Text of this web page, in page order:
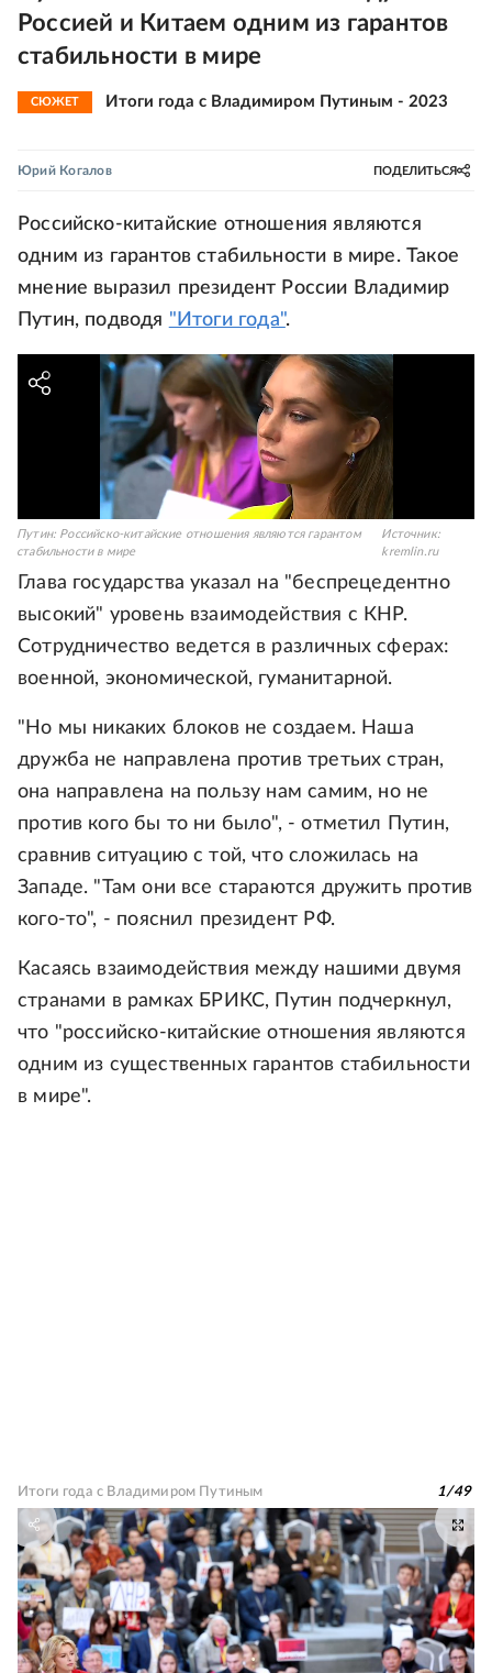
Россией и Китаем одним из гарантов
стабильности в мире
СЮЖЕТ Итоги года с Владимиром Путиным - 2023
Юрий Когалов ПОДЕЛИТЬСЯ
Российско-китайские отношения являются
одним из гарантов стабильности в мире. Такое
мнение выразил президент России Владимир
Путин, подводя "Итоги года".
Путин: Российско-китайские отношения являются гарантом
стабильности в мире
Источник:
kremlin.ru
Глава государства указал на "беспрецедентно
высокий" уровень взаимодействия с КНР.
Сотрудничество ведется в различных сферах:
военной, экономической, гуманитарной.
"Но мы никаких блоков не создаем. Наша
дружба не направлена против третьих стран,
она направлена на пользу нам самим, но не
против кого бы то ни было", - отметил Путин,
сравнив ситуацию с той, что сложилась на
Западе. "Там они все стараются дружить против
кого-то", - пояснил президент РФ.
Касаясь взаимодействия между нашими двумя
странами в рамках БРИКС, Путин подчеркнул,
что "российско-китайские отношения являются
одним из существенных гарантов стабильности
в мире".
Итоги года с Владимиром Путиным 1/49